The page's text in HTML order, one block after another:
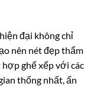
đại không chỉ
nên nét đẹp thẩm
hợp ghế xếp với các
thống nhất, ấn